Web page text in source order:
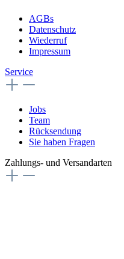
AGBs
Datenschutz
Wiederruf
Impressum
Service
Jobs
Team
Rücksendung
Sie haben Fragen
Zahlungs- und Versandarten